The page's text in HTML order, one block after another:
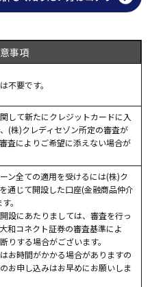
事項
不要です。
して新たにクレジットカードに入
(株)クレディセゾン所定の審査が
査によりご希望に添えない場合が
ン全ての適用を受けるには(株)ク
通じて開設した口座(金融商品仲介
。
設にあたりましては、審査を行っ
和コネクト証券の審査基準によ
りする場合がございます。
お時間がかかる場合がありますの
お申し込みはお早めにお願いしま